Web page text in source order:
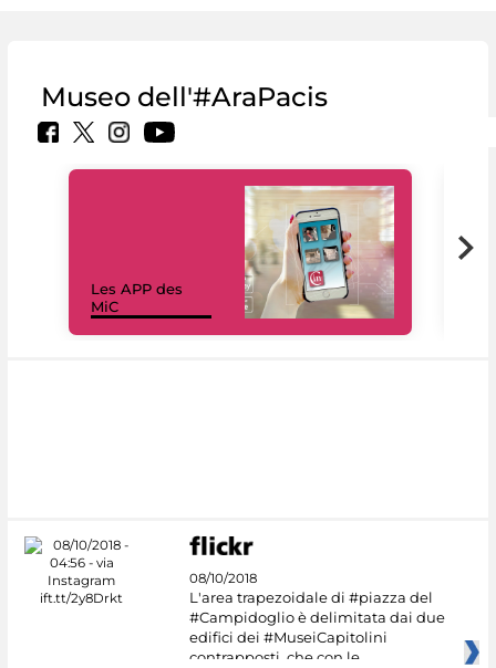
Museo dell'#AraPacis
Les APP des
MiC
08/10/2018
L'area trapezoidale di #piazza del
#Campidoglio è delimitata dai due
edifici dei #MuseiCapitolini
contrapposti, che con le